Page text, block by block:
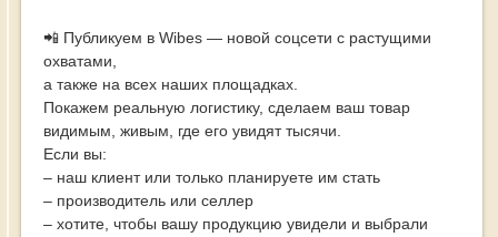
📲 Публикуем в Wibes — новой соцсети с растущими
охватами,
а также на всех наших площадках.
Покажем реальную логистику, сделаем ваш товар
видимым, живым, где его увидят тысячи.
Если вы:
– наш клиент или только планируете им стать
– производитель или селлер
– хотите, чтобы вашу продукцию увидели и выбрали